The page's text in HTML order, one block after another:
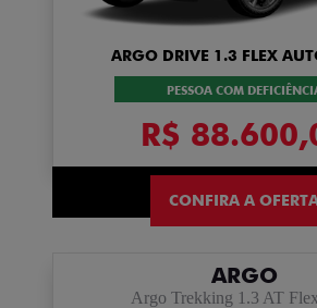
ARGO DRIVE 1.3 FLEX
PESSOA COM
R$
CONFIRA A
ARGO
Argo Trekking 1.3 AT